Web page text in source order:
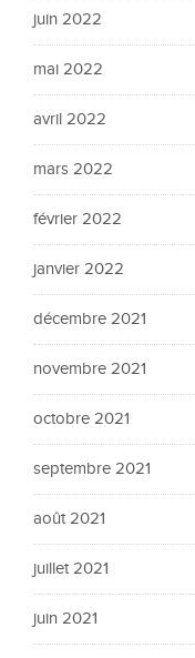
juin 2022
mai 2022
avril 2022
mars 2022
février 2022
janvier 2022
décembre 2021
novembre 2021
octobre 2021
septembre 2021
août 2021
juillet 2021
juin 2021